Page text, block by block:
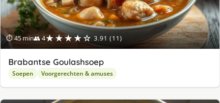
⏱ 45 min👥 4★★★★☆ 3.91 (11)
Brabantse Goulashsoep
Soepen Voorgerechten & amuses